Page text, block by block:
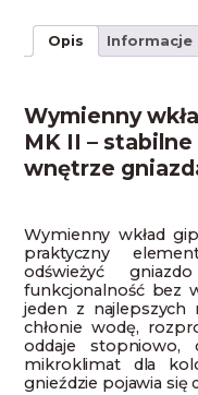
Opis Informacje
Wymienny
MK II –
wnętrze
Wymienny wkład
praktyczny
odświeżyć
funkcjonalność bez
jeden z najlepszych
chłonie wodę,
oddaje stopniowo,
mikroklimat dla
gnieździe pojawia się